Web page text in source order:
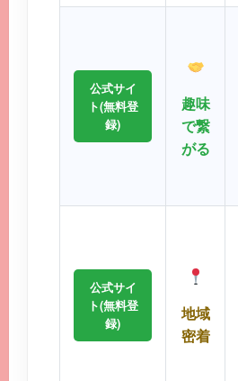
公式サイ
ト(無料登
録)
趣味
で繋
がる
公式サイ
ト(無料登
録)
地域
密着